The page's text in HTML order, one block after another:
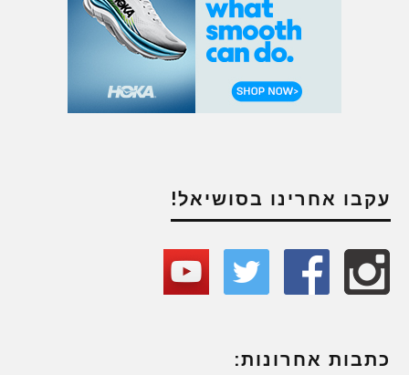
עקבו אחרינו בסושיאל!
כתבות אחרונות: